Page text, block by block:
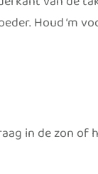
Houd ‘m
in de zon of